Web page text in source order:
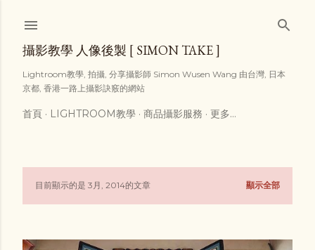
攝影教學 人像後製 [ SIMON TAKE ]
Lightroom教學, 拍攝, 分享攝影師 Simon Wusen Wang 由台灣, 日本
京都, 香港一路上攝影訣竅的網站
首頁 LIGHTROOM教學 商品攝影服務 更多…
發目前顯示的是 3月, 2014的文章 顯示全部